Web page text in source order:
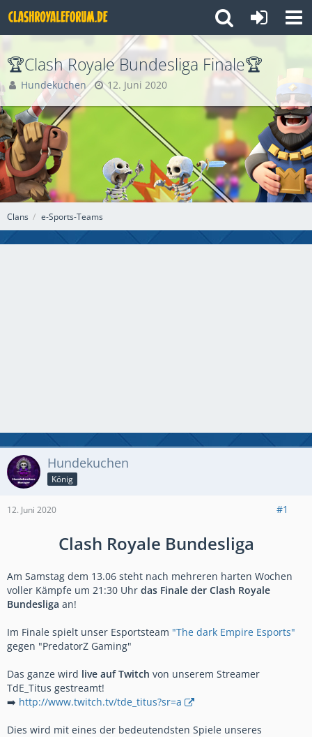
Clans e-Sports-Teams
🏆Clash Royale Bundesliga Finale🏆
Hundekuchen 12. Juni 2020
Hundekuchen
König
12. Juni 2020 #1
Clash Royale Bundesliga
Am Samstag dem 13.06 steht nach mehreren harten Wochen
voller Kämpfe um 21:30 Uhr das Finale der Clash Royale
Bundesliga an!
Im Finale spielt unser Esportsteam "The dark Empire Esports"
gegen "PredatorZ Gaming"
Das ganze wird live auf Twitch von unserem Streamer
TdE_Titus gestreamt!
➡️ http://www.twitch.tv/tde_titus?sr=a
Dies wird mit eines der bedeutendsten Spiele unseres